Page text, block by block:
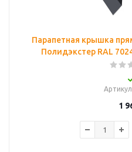
Парапетная крышка
Полидэкстер RAL
Артикул
1